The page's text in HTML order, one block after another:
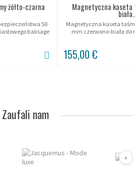
żółto-czarna
50
balisage
Magnetyczna kaseta
biała...
Magnetyczna kaseta
mm czerwono-biała do
ogrodzeń bez wiercenia.
155,00 €
Zaufali nam
›